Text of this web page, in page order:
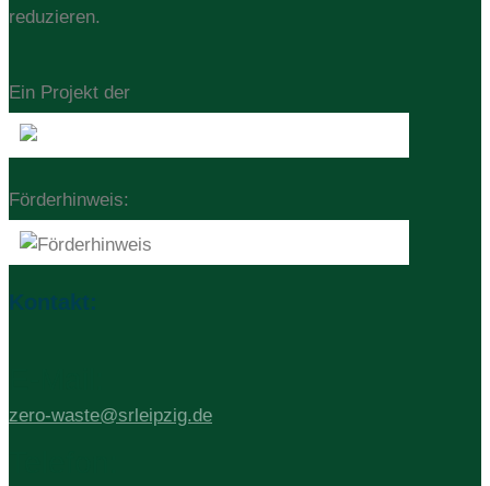
reduzieren.
Ein Projekt der
Förderhinweis:
Kontakt:
zero-waste@srleipzig.de